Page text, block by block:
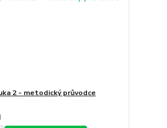
2 - metodický průvodce